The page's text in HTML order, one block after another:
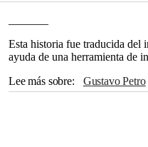
Esta historia fue traducida del
ayuda de una herramienta de
Lee más sobre
Gustavo Petro